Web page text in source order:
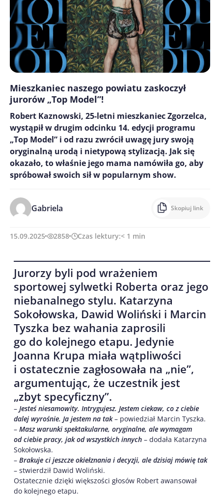
Mieszkaniec naszego powiatu zaskoczył
jurorów „Top Model”!
Robert Kaznowski, 25-letni mieszkaniec Zgorzelca,
wystąpił w drugim odcinku 14. edycji programu
„Top Model” i od razu zwrócił uwagę jury swoją
oryginalną urodą i nietypową stylizacją. Jak się
okazało, to właśnie jego mama namówiła go, aby
spróbował swoich sił w popularnym show.
Gabriela Skopiuj link
15.09.2025 2858 Czas lektury:< 1 min
Jurorzy byli pod wrażeniem
sportowej sylwetki Roberta oraz jego
niebanalnego stylu. Katarzyna
Sokołowska, Dawid Woliński i Marcin
Tyszka bez wahania zaprosili
go do kolejnego etapu. Jedynie
Joanna Krupa miała wątpliwości
i ostatecznie zagłosowała na „nie”,
argumentując, że uczestnik jest
„zbyt specyficzny”.
– Jesteś niesamowity. Intrygujesz. Jestem ciekaw, co z ciebie
dalej wyrośnie. Ja jestem na tak– powiedział Marcin Tyszka.
– Masz warunki spektakularne, oryginalne, ale wymagam
od ciebie pracy, jak od wszystkich innych – dodała Katarzyna
Sokołowska.
– Brakuje ci jeszcze okiełznania i decyzji, ale dzisiaj mówię tak
– stwierdził Dawid Woliński.
Ostatecznie dzięki większości głosów Robert awansował
do kolejnego etapu.